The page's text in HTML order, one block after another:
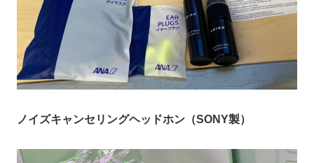
ノイズキャンセリングヘッドホン（SONY製）